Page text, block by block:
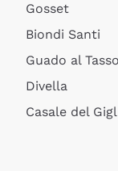
Gosset
Biondi Santi
Guado al
Divella
Casale del